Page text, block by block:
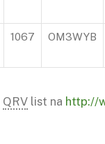
1067 OM3WYB
QRV list na http://